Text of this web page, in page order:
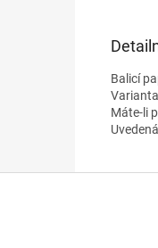
Balicí
Máte-li